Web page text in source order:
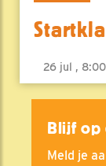
26 jul , 8:00
Blijf op
Meld je